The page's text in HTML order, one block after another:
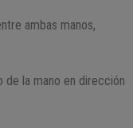
ambas manos,
la mano en dirección